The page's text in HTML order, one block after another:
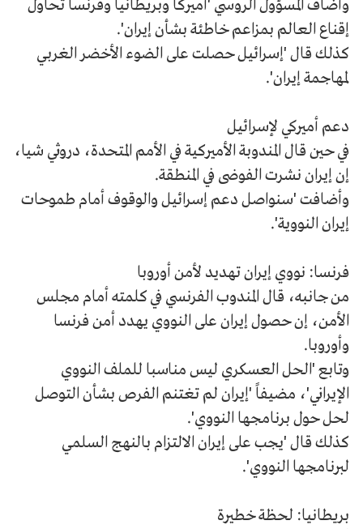
وأضاف المسؤول الروسي 'أميركا وبريطانيا وفرنسا تحاول
إقناع العالم بمزاعم خاطئة بشأن إيران'.
كذلك قال 'إسرائيل حصلت على الضوء الأخضر الغربي
لمهاجمة إيران'.
دعم أميركي لإسرائيل
في حين قال المندوبة الأميركية في الأمم المتحدة، دروثي شيا،
إن إيران نشرت الفوضى في المنطقة.
وأضافت 'سنواصل دعم إسرائيل والوقوف أمام طموحات
إيران النووية'.
فرنسا: نووي إيران تهديد لأمن أوروبا
من جانبه، قال المندوب الفرنسي في كلمته أمام مجلس
الأمن، إن حصول إيران على النووي يهدد أمن فرنسا
وأوروبا.
وتابع 'الحل العسكري ليس مناسبا للملف النووي
الإيراني'، مضيفاً 'إيران لم تغتنم الفرص بشأن التوصل
لحل حول برنامجها النووي'.
كذلك قال 'يجب على إيران الالتزام بالنهج السلمي
لبرنامجها النووي'.
بريطانيا: لحظة خطيرة